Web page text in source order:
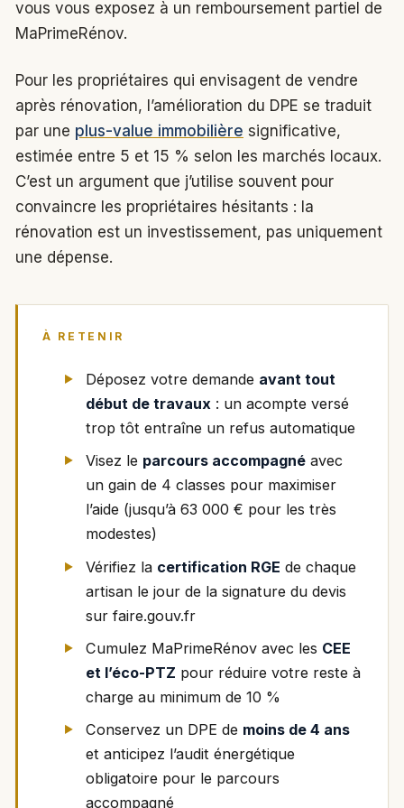
vous vous exposez à un remboursement partiel de
MaPrimeRénov.
Pour les propriétaires qui envisagent de vendre
après rénovation, l’amélioration du DPE se traduit
par une plus-value immobilière significative,
estimée entre 5 et 15 % selon les marchés locaux.
C’est un argument que j’utilise souvent pour
convaincre les propriétaires hésitants : la
rénovation est un investissement, pas uniquement
une dépense.
À RETENIR
Déposez votre demande avant tout
début de travaux : un acompte versé
trop tôt entraîne un refus automatique
Visez le parcours accompagnéavec
un gain de 4 classes pour maximiser
l’aide (jusqu’à 63 000 € pour les très
modestes)
Vérifiez la certification RGE de chaque
artisan le jour de la signature du devis
sur faire.gouv.fr
Cumulez MaPrimeRénov avec les CEE
et l’éco-PTZ pour réduire votre reste à
charge au minimum de 10 %
Conservez un DPE de moins de 4 ans
et anticipez l’audit énergétique
obligatoire pour le parcours
accompagné